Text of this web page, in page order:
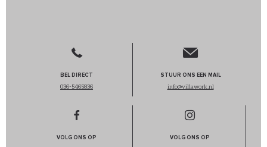
BEL DIRECT
036-5465836
STUUR ONS EEN MAIL
info@villawork.nl
VOLG ONS OP VOLG ONS OP